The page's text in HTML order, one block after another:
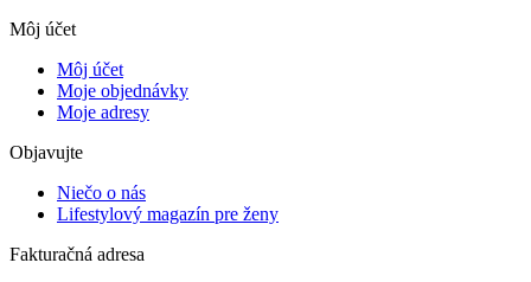
Môj účet
Môj účet
Moje objednávky
Moje adresy
Objavujte
Niečo o nás
Lifestylový magazín pre ženy
Fakturačná adresa